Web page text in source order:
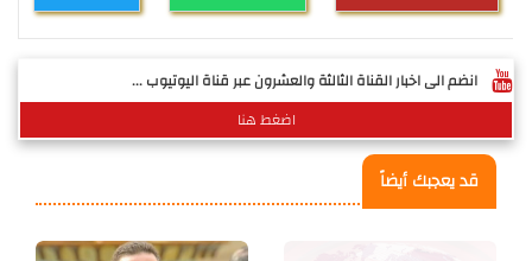
انضم الى اخبار القناة الثالثة والعشرون عبر قناة اليوتيوب ...
اضغط هنا
قد يعجبك أيضاً